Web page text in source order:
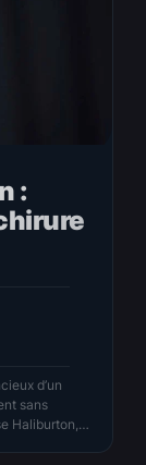
:
d’un
sans
Haliburton,